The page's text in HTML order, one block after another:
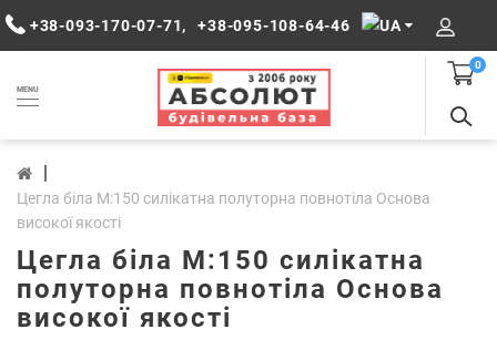
+38-093-170-07-71, +38-095-108-64-46
MENU
0
Цегла біла М:150 силікатна полуторна повнотіла Основа
високої якості
Цегла біла М:150 силікатна
полуторна повнотіла Основа
високої якості